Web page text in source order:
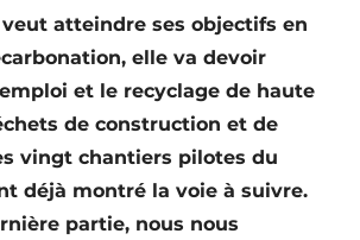
atteindre ses objectifs en
elle va devoir
et le recyclage de haute
de construction et de
vingt chantiers pilotes du
déjà montré la voie à suivre.
partie, nous nous